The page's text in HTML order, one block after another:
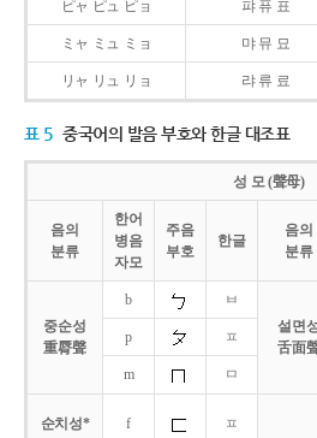
ピャ ピュ ピョ 퍄 퓨 표
ミャ ミュ ミョ 먀 뮤 묘
リャ リュ リョ 랴 류 료
표 5 중국어의 발음 부호와 한글 대조표
성 모 (聲母)
음의
분류
한어
병음
자모
주음
부호
한글
음의
분류
중순성
重脣聲
b
ㅂ
설면
舌面
p ㅍ
m ㅁ
순치성* f ㅍ